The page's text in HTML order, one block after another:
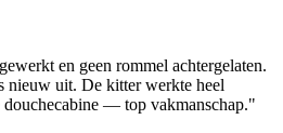
en geen rommel achtergelaten.
nieuw uit. De kitter werkte heel
douchecabine — top vakmanschap."